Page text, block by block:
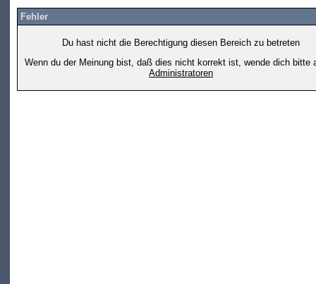
Fehler
Du hast nicht die Berechtigung diesen Bereich zu betreten
Wenn du der Meinung bist, daß dies nicht korrekt ist, wende dich bitte
Administratoren